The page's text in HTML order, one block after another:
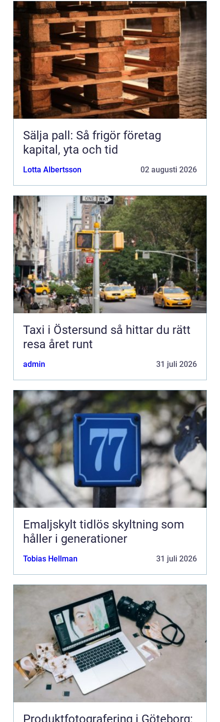
Sälja pall: Så frigör företag
kapital, yta och tid
Lotta Albertsson 02 augusti 2026
Taxi i Östersund så hittar du rätt
resa året runt
admin 31 juli 2026
Emaljskylt tidlös skyltning som
håller i generationer
Tobias Hellman 31 juli 2026
Produktfotografering i Göteborg: